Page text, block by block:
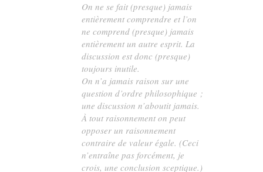
On ne se fait (presque) jamais
entièrement comprendre et l’on
ne comprend (presque) jamais
entièrement un autre esprit. La
discussion est donc (presque)
toujours inutile.
On n’a jamais raison sur une
question d’ordre philosophique ;
une discussion n’aboutit jamais.
À tout raisonnement on peut
opposer un raisonnement
contraire de valeur égale. (Ceci
n’entraîne pas forcément, je
crois, une conclusion sceptique.)